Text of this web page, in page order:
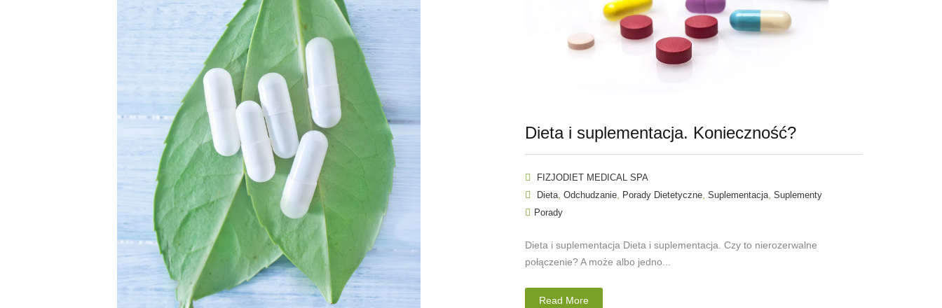
Dieta i suplementacja. Konieczność?
FIZJODIET MEDICAL SPA
Dieta, Odchudzanie, Porady Dietetyczne, Suplementacja, Suplementy
Porady
Dieta i suplementacja Dieta i suplementacja. Czy to nierozerwalne
połączenie? A może albo jedno...
Read More